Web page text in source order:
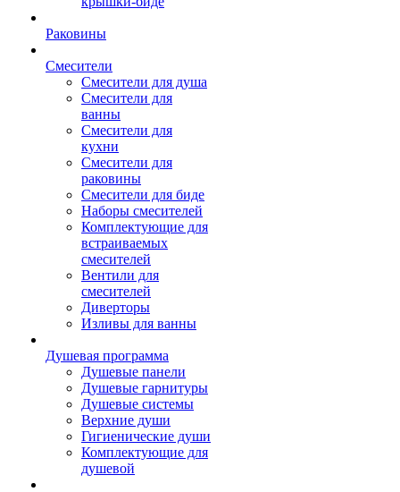
Раковины
Смесители
Смесители для душа
Смесители для
ванны
Смесители для
кухни
Смесители для
раковины
Смесители для биде
Наборы смесителей
Комплектующие для
встраиваемых
смесителей
Вентили для
смесителей
Диверторы
Изливы для ванны
Душевая программа
Душевые панели
Душевые гарнитуры
Душевые системы
Верхние души
Гигиенические души
Комплектующие для
душевой